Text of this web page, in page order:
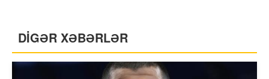
DİGƏR XƏBƏRLƏR